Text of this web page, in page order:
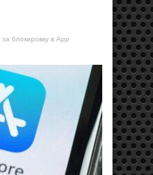
блокировку в App